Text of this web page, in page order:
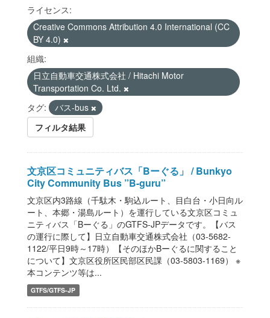
ライセンス:
Creative Commons Attribution 4.0 International (CC
BY 4.0)
組織:
日立自動車交通株式会社 / Hitachi Motor
Transportation Co. Ltd.
タグ:
バス-bus
フィルタ結果
文京区コミュニティバス「Bーぐる」 / Bunkyo
City Community Bus ”B-guru”
文京区内3路線（千駄木・駒込ルート、目白台・小日向ル
ート、本郷・湯島ルート）を運行している文京区コミュ
ニティバス「Bーぐる」のGTFS-JPデータです。【バス
の運行に際して】日立自動車交通株式会社（03-5682-
1122/平日9時～17時）【そのほかBーぐるに関すること
について】文京区役所区民部区民課（03-5803-1169） ※
本コンテンツ等は...
GTFS/GTFS-JP